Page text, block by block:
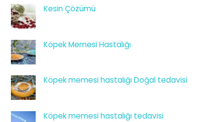
Kesin Çözümü
Köpek Memesi Hastalığı
Köpek memesi hastalığı Doğal tedavisi
Köpek memesi hastalığı tedavisi